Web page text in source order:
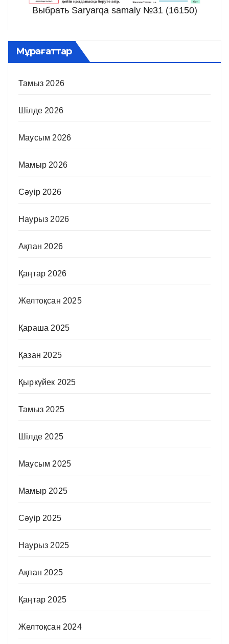
Выбрать Saryarqa samaly №31 (16150)
Мұрағаттар
Тамыз 2026
Шілде 2026
Маусым 2026
Мамыр 2026
Сәуір 2026
Наурыз 2026
Ақпан 2026
Қаңтар 2026
Желтоқсан 2025
Қараша 2025
Қазан 2025
Қыркүйек 2025
Тамыз 2025
Шілде 2025
Маусым 2025
Мамыр 2025
Сәуір 2025
Наурыз 2025
Ақпан 2025
Қаңтар 2025
Желтоқсан 2024